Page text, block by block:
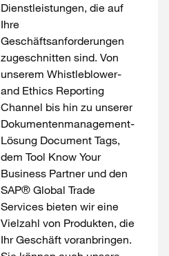
Dienstleistungen, die auf
Ihre
Geschäftsanforderungen
zugeschnitten sind. Von
unserem Whistleblower-
and Ethics Reporting
Channel bis hin zu unserer
Dokumentenmanagement-
Lösung Document Tags,
dem Tool Know Your
Business Partner und den
SAP® Global Trade
Services bieten wir eine
Vielzahl von Produkten, die
Ihr Geschäft voranbringen.